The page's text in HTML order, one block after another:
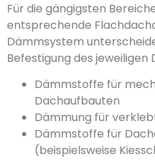
Für die gängigsten
entsprechende
Dämmsystem
Befestigung des jeweiligen
Dämmstoffe für
Dachaufbauten
Dämmung für
Dämmstoffe für
(beispielsweise